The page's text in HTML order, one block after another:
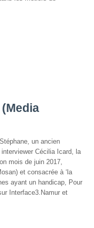
un ancien
Cécilia Icard, la
mois de juin 2017,
et consacrée à ‘la
ayant un handicap, Pour
Interface3.Namur et